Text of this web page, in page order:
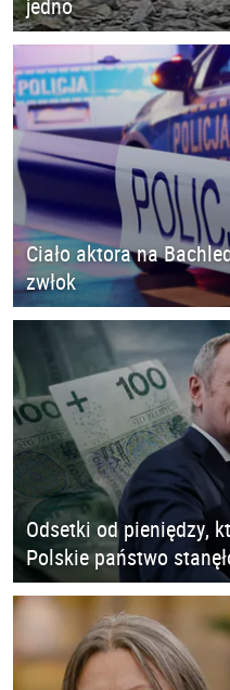
Ciało aktora na
zwłok
Odsetki od pieniędzy,
Polskie państwo